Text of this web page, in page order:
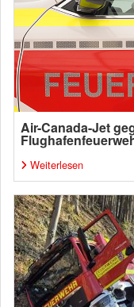
Air-Canada-Jet
Weiterlesen